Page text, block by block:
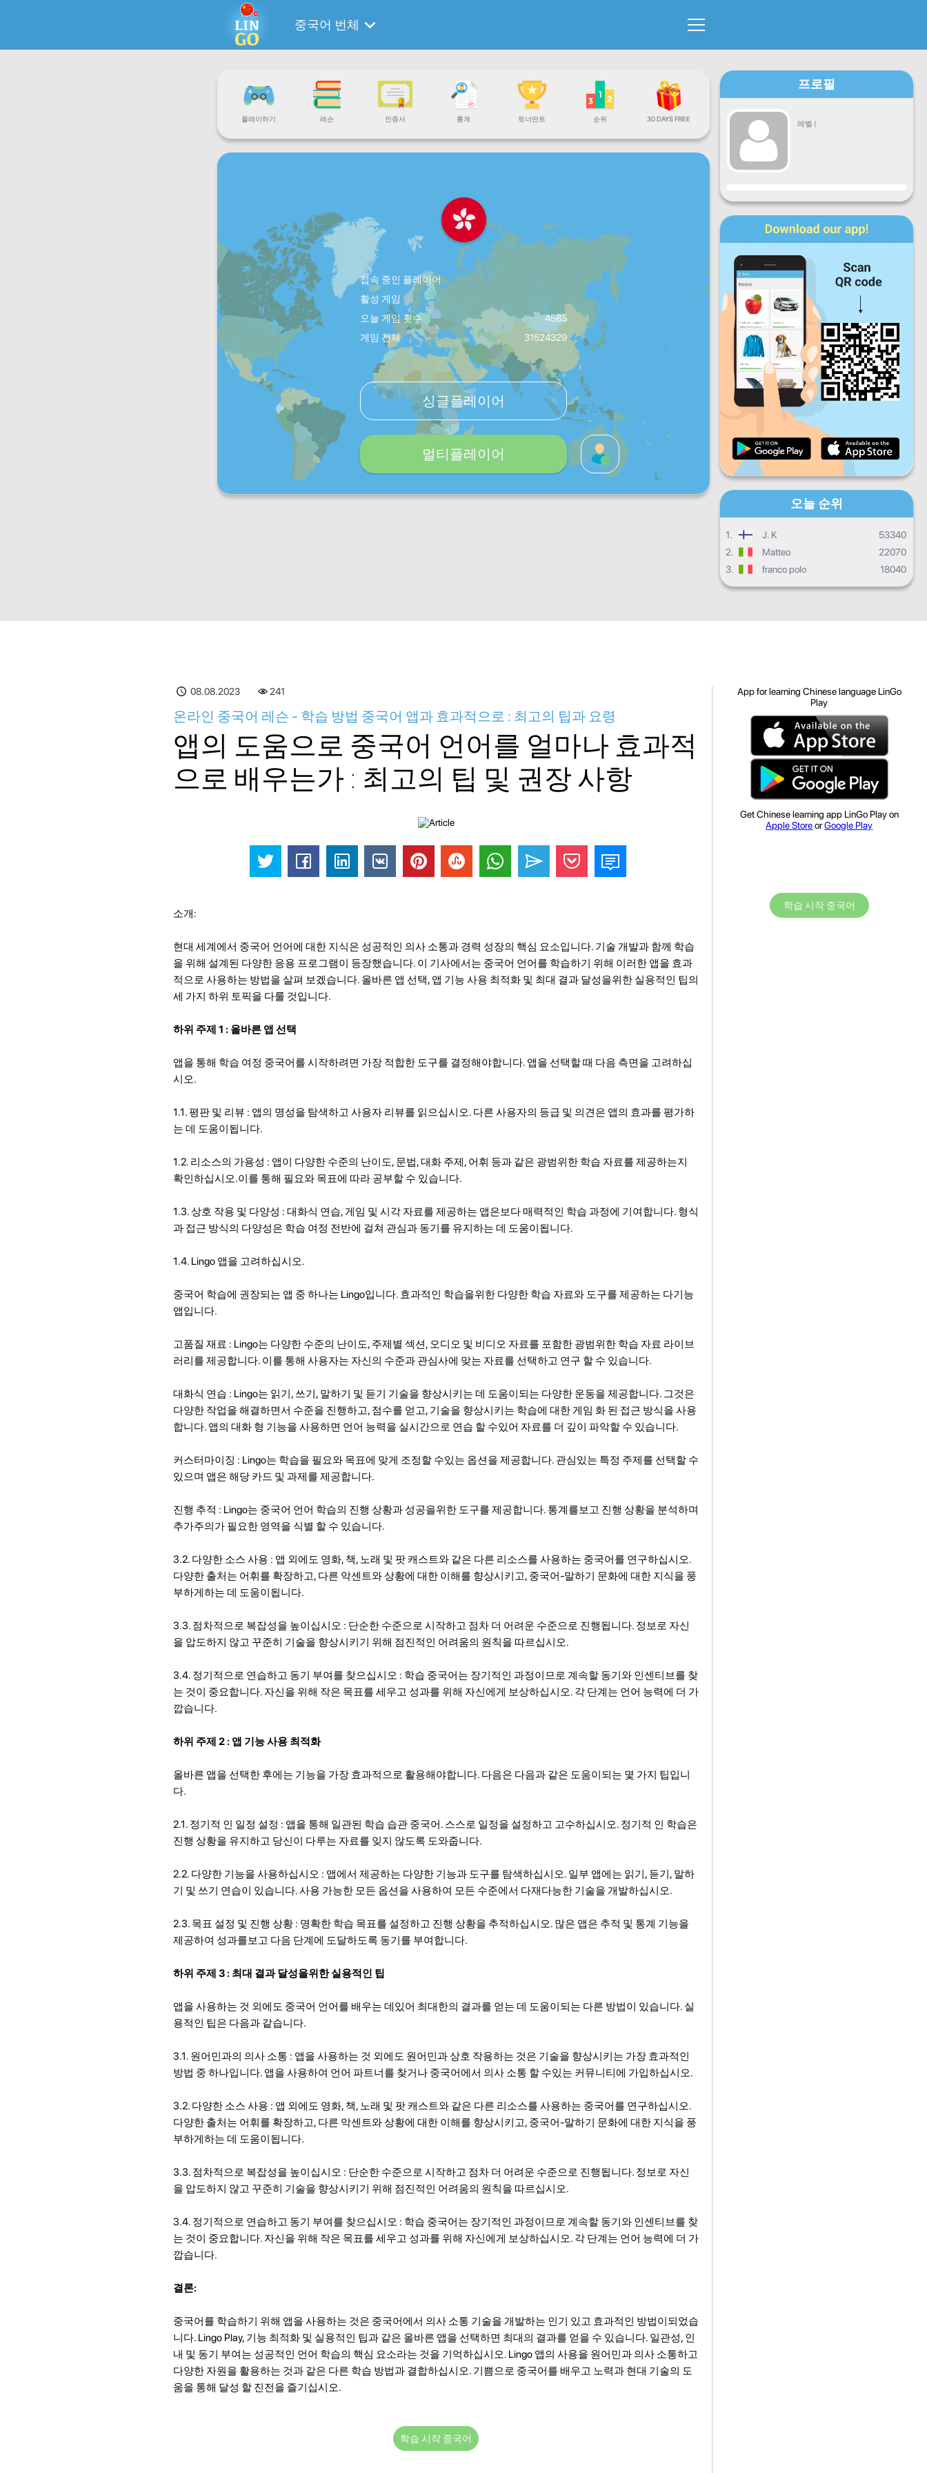
중국어 번체
플레이하기 레슨 인증서 통계 토너먼트 순위 30 DAYS FREE
접속 중인 플레이어
활성 게임
오늘 게임 횟수
4585
게임 전체
31524329
싱글플레이어
멀티플레이어
프로필
레벨 |
진행
수 목
토 일
일일 진행상황
월별 진행상황
전체 진행상태
오늘 순위
1. J. K
53340
2.
Matteo
22070
3.
franco polo 18040
08.08.2023 241
온라인 중국어 레슨 - 학습 방법 중국어 앱과 효과적으로 : 최고의 팁과 요령
앱의 도움으로 중국어 언어를 얼마나 효과적
으로 배우는가 : 최고의 팁 및 권장 사항
소개:
현대 세계에서 중국어 언어에 대한 지식은 성공적인 의사 소통과 경력 성장의 핵심 요소입니다. 기술 개발과 함께 학습
을 위해 설계된 다양한 응용 프로그램이 등장했습니다. 이 기사에서는 중국어 언어를 학습하기 위해 이러한 앱을 효과
적으로 사용하는 방법을 살펴 보겠습니다. 올바른 앱 선택, 앱 기능 사용 최적화 및 최대 결과 달성을위한 실용적인 팁의
세 가지 하위 토픽을 다룰 것입니다.
하위 주제 1 : 올바른 앱 선택
앱을 통해 학습 여정 중국어를 시작하려면 가장 적합한 도구를 결정해야합니다. 앱을 선택할 때 다음 측면을 고려하십
시오.
1.1. 평판 및 리뷰 : 앱의 명성을 탐색하고 사용자 리뷰를 읽으십시오. 다른 사용자의 등급 및 의견은 앱의 효과를 평가하
는 데 도움이됩니다.
1.2. 리소스의 가용성 : 앱이 다양한 수준의 난이도, 문법, 대화 주제, 어휘 등과 같은 광범위한 학습 자료를 제공하는지
확인하십시오.이를 통해 필요와 목표에 따라 공부할 수 있습니다.
1.3. 상호 작용 및 다양성 : 대화식 연습, 게임 및 시각 자료를 제공하는 앱은보다 매력적인 학습 과정에 기여합니다. 형식
과 접근 방식의 다양성은 학습 여정 전반에 걸쳐 관심과 동기를 유지하는 데 도움이됩니다.
1.4. Lingo 앱을 고려하십시오.
중국어 학습에 권장되는 앱 중 하나는 Lingo입니다. 효과적인 학습을위한 다양한 학습 자료와 도구를 제공하는 다기능
앱입니다.
고품질 재료 : Lingo는 다양한 수준의 난이도, 주제별 섹션, 오디오 및 비디오 자료를 포함한 광범위한 학습 자료 라이브
러리를 제공합니다. 이를 통해 사용자는 자신의 수준과 관심사에 맞는 자료를 선택하고 연구 할 수 있습니다.
대화식 연습 : Lingo는 읽기, 쓰기, 말하기 및 듣기 기술을 향상시키는 데 도움이되는 다양한 운동을 제공합니다. 그것은
다양한 작업을 해결하면서 수준을 진행하고, 점수를 얻고, 기술을 향상시키는 학습에 대한 게임 화 된 접근 방식을 사용
합니다. 앱의 대화 형 기능을 사용하면 언어 능력을 실시간으로 연습 할 수있어 자료를 더 깊이 파악할 수 있습니다.
커스터마이징 : Lingo는 학습을 필요와 목표에 맞게 조정할 수있는 옵션을 제공합니다. 관심있는 특정 주제를 선택할 수
있으며 앱은 해당 카드 및 과제를 제공합니다.
진행 추적 : Lingo는 중국어 언어 학습의 진행 상황과 성공을위한 도구를 제공합니다. 통계를보고 진행 상황을 분석하며
추가주의가 필요한 영역을 식별 할 수 있습니다.
3.2. 다양한 소스 사용 : 앱 외에도 영화, 책, 노래 및 팟 캐스트와 같은 다른 리소스를 사용하는 중국어를 연구하십시오.
다양한 출처는 어휘를 확장하고, 다른 악센트와 상황에 대한 이해를 향상시키고, 중국어-말하기 문화에 대한 지식을 풍
부하게하는 데 도움이됩니다.
3.3. 점차적으로 복잡성을 높이십시오 : 단순한 수준으로 시작하고 점차 더 어려운 수준으로 진행됩니다. 정보로 자신
을 압도하지 않고 꾸준히 기술을 향상시키기 위해 점진적인 어려움의 원칙을 따르십시오.
3.4. 정기적으로 연습하고 동기 부여를 찾으십시오 : 학습 중국어는 장기적인 과정이므로 계속할 동기와 인센티브를 찾
는 것이 중요합니다. 자신을 위해 작은 목표를 세우고 성과를 위해 자신에게 보상하십시오. 각 단계는 언어 능력에 더 가
깝습니다.
하위 주제 2 : 앱 기능 사용 최적화
올바른 앱을 선택한 후에는 기능을 가장 효과적으로 활용해야합니다. 다음은 다음과 같은 도움이되는 몇 가지 팁입니
다.
2.1. 정기적 인 일정 설정 : 앱을 통해 일관된 학습 습관 중국어. 스스로 일정을 설정하고 고수하십시오. 정기적 인 학습은
진행 상황을 유지하고 당신이 다루는 자료를 잊지 않도록 도와줍니다.
2.2. 다양한 기능을 사용하십시오 : 앱에서 제공하는 다양한 기능과 도구를 탐색하십시오. 일부 앱에는 읽기, 듣기, 말하
기 및 쓰기 연습이 있습니다. 사용 가능한 모든 옵션을 사용하여 모든 수준에서 다재다능한 기술을 개발하십시오.
2.3. 목표 설정 및 진행 상황 : 명확한 학습 목표를 설정하고 진행 상황을 추적하십시오. 많은 앱은 추적 및 통계 기능을
제공하여 성과를보고 다음 단계에 도달하도록 동기를 부여합니다.
하위 주제 3 : 최대 결과 달성을위한 실용적인 팁
앱을 사용하는 것 외에도 중국어 언어를 배우는 데있어 최대한의 결과를 얻는 데 도움이되는 다른 방법이 있습니다. 실
용적인 팁은 다음과 같습니다.
3.1. 원어민과의 의사 소통 : 앱을 사용하는 것 외에도 원어민과 상호 작용하는 것은 기술을 향상시키는 가장 효과적인
방법 중 하나입니다. 앱을 사용하여 언어 파트너를 찾거나 중국어에서 의사 소통 할 수있는 커뮤니티에 가입하십시오.
3.2. 다양한 소스 사용 : 앱 외에도 영화, 책, 노래 및 팟 캐스트와 같은 다른 리소스를 사용하는 중국어를 연구하십시오.
다양한 출처는 어휘를 확장하고, 다른 악센트와 상황에 대한 이해를 향상시키고, 중국어-말하기 문화에 대한 지식을 풍
부하게하는 데 도움이됩니다.
3.3. 점차적으로 복잡성을 높이십시오 : 단순한 수준으로 시작하고 점차 더 어려운 수준으로 진행됩니다. 정보로 자신
을 압도하지 않고 꾸준히 기술을 향상시키기 위해 점진적인 어려움의 원칙을 따르십시오.
3.4. 정기적으로 연습하고 동기 부여를 찾으십시오 : 학습 중국어는 장기적인 과정이므로 계속할 동기와 인센티브를 찾
는 것이 중요합니다. 자신을 위해 작은 목표를 세우고 성과를 위해 자신에게 보상하십시오. 각 단계는 언어 능력에 더 가
깝습니다.
결론:
중국어를 학습하기 위해 앱을 사용하는 것은 중국어에서 의사 소통 기술을 개발하는 인기 있고 효과적인 방법이되었습
니다. Lingo Play, 기능 최적화 및 실용적인 팁과 같은 올바른 앱을 선택하면 최대의 결과를 얻을 수 있습니다. 일관성, 인
내 및 동기 부여는 성공적인 언어 학습의 핵심 요소라는 것을 기억하십시오. Lingo 앱의 사용을 원어민과 의사 소통하고
다양한 자원을 활용하는 것과 같은 다른 학습 방법과 결합하십시오. 기쁨으로 중국어를 배우고 노력과 현대 기술의 도
움을 통해 달성 할 진전을 즐기십시오.
학습 시작 중국어
App for learning Chinese language LinGo
Play
Get Chinese learning app LinGo Play on
Apple StoreorGoogle Play
학습 시작 중국어